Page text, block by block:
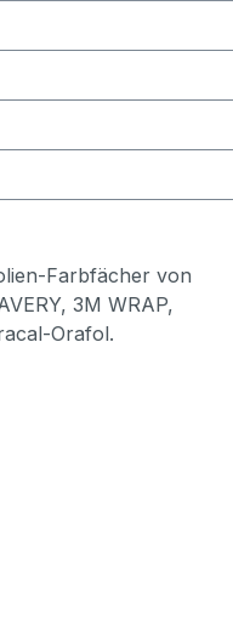
Farbfächer von
3M WRAP,
Orafol.